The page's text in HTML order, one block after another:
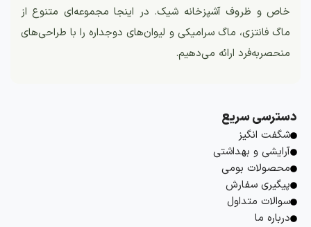
خاص و ظروف آشپزخانه شیک. در اینجا مجموعه‌ای متنوع از
ماگ فانتزی، ماگ سرامیکی و لیوان‌های دوجداره را با طراحی‌های
منحصربه‌فرد ارائه می‌دهیم.
دسترسی سریع
شگفت انگیز
آرایشی و بهداشتی
محصولات بومی
پیگیری سفارش
سوالات متداول
درباره ما